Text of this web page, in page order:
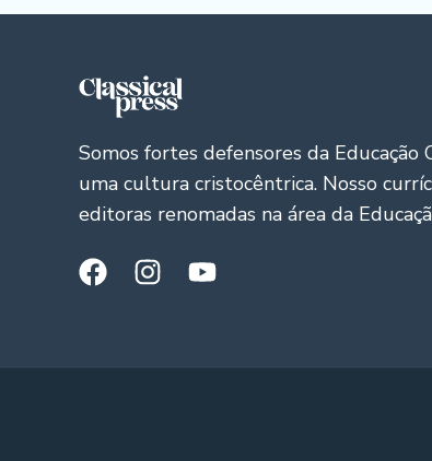
Somos fortes defensores da Educação
uma cultura cristocêntrica. Nosso
editoras renomadas na área da